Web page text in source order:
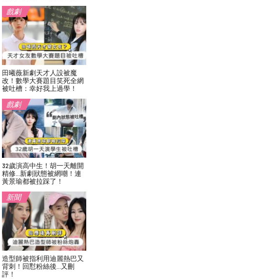
戲劇
田曦薇新劇天才人設被魔
改！數學大賽題目笑死全網
被吐槽：幸好我上過學！
戲劇
32歲演高中生！胡一天離開
精修…新劇狀態被網嘲！連
黃景瑜都被拉踩了！
新聞
造型師被指利用迪麗熱巴又
背刺！回懟粉絲後…又刪
評！